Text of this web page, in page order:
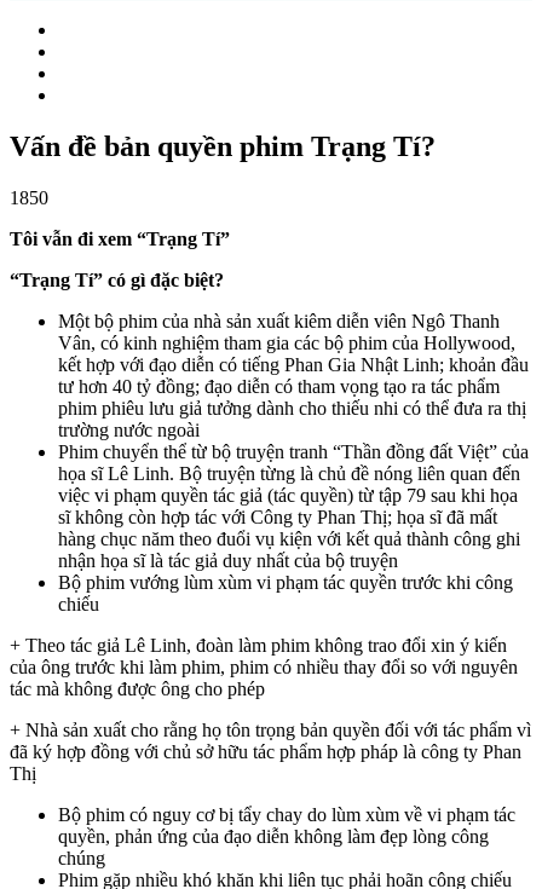
Vấn đề bản quyền phim Trạng Tí?
1850
Tôi vẫn đi xem “Trạng Tí”
“Trạng Tí” có gì đặc biệt?
Một bộ phim của nhà sản xuất kiêm diễn viên Ngô Thanh
Vân, có kinh nghiệm tham gia các bộ phim của Hollywood,
kết hợp với đạo diễn có tiếng Phan Gia Nhật Linh; khoản đầu
tư hơn 40 tỷ đồng; đạo diễn có tham vọng tạo ra tác phẩm
phim phiêu lưu giả tưởng dành cho thiếu nhi có thể đưa ra thị
trường nước ngoài
Phim chuyển thể từ bộ truyện tranh “Thần đồng đất Việt” của
họa sĩ Lê Linh. Bộ truyện từng là chủ đề nóng liên quan đến
việc vi phạm quyền tác giả (tác quyền) từ tập 79 sau khi họa
sĩ không còn hợp tác với Công ty Phan Thị; họa sĩ đã mất
hàng chục năm theo đuổi vụ kiện với kết quả thành công ghi
nhận họa sĩ là tác giả duy nhất của bộ truyện
Bộ phim vướng lùm xùm vi phạm tác quyền trước khi công
chiếu
+ Theo tác giả Lê Linh, đoàn làm phim không trao đổi xin ý kiến
của ông trước khi làm phim, phim có nhiều thay đổi so với nguyên
tác mà không được ông cho phép
+ Nhà sản xuất cho rằng họ tôn trọng bản quyền đối với tác phẩm vì
đã ký hợp đồng với chủ sở hữu tác phẩm hợp pháp là công ty Phan
Thị
Bộ phim có nguy cơ bị tẩy chay do lùm xùm về vi phạm tác
quyền, phản ứng của đạo diễn không làm đẹp lòng công
chúng
Phim gặp nhiều khó khăn khi liên tục phải hoãn công chiếu